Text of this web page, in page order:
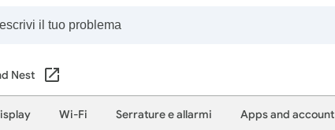
Nest
Wi-Fi Serrature e allarmi Apps and account